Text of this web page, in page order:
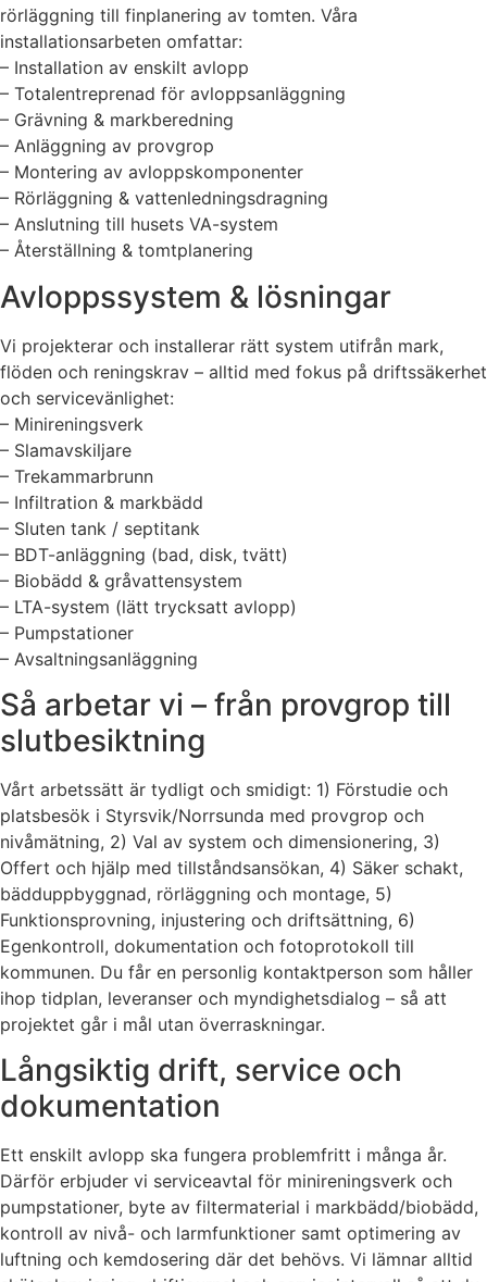
rörläggning till finplanering av tomten. Våra
installationsarbeten omfattar:
– Installation av enskilt avlopp
– Totalentreprenad för avloppsanläggning
– Grävning & markberedning
– Anläggning av provgrop
– Montering av avloppskomponenter
– Rörläggning & vattenledningsdragning
– Anslutning till husets VA-system
– Återställning & tomtplanering
Avloppssystem & lösningar
Vi projekterar och installerar rätt system utifrån mark,
flöden och reningskrav – alltid med fokus på driftssäkerhet
och servicevänlighet:
– Minireningsverk
– Slamavskiljare
– Trekammarbrunn
– Infiltration & markbädd
– Sluten tank / septitank
– BDT-anläggning (bad, disk, tvätt)
– Biobädd & gråvattensystem
– LTA-system (lätt trycksatt avlopp)
– Pumpstationer
– Avsaltningsanläggning
Så arbetar vi – från provgrop till
slutbesiktning
Vårt arbetssätt är tydligt och smidigt: 1) Förstudie och
platsbesök i Styrsvik/Norrsunda med provgrop och
nivåmätning, 2) Val av system och dimensionering, 3)
Offert och hjälp med tillståndsansökan, 4) Säker schakt,
bädduppbyggnad, rörläggning och montage, 5)
Funktionsprovning, injustering och driftsättning, 6)
Egenkontroll, dokumentation och fotoprotokoll till
kommunen. Du får en personlig kontaktperson som håller
ihop tidplan, leveranser och myndighetsdialog – så att
projektet går i mål utan överraskningar.
Långsiktig drift, service och
dokumentation
Ett enskilt avlopp ska fungera problemfritt i många år.
Därför erbjuder vi serviceavtal för minireningsverk och
pumpstationer, byte av filtermaterial i markbädd/biobädd,
kontroll av nivå- och larmfunktioner samt optimering av
luftning och kemdosering där det behövs. Vi lämnar alltid